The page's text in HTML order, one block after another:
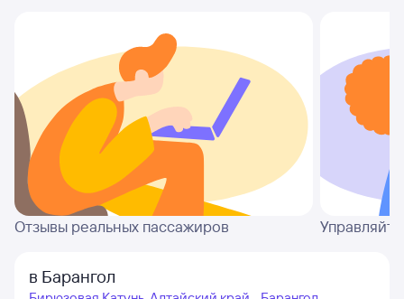
Отзывы реальных пассажиров
в Барангол